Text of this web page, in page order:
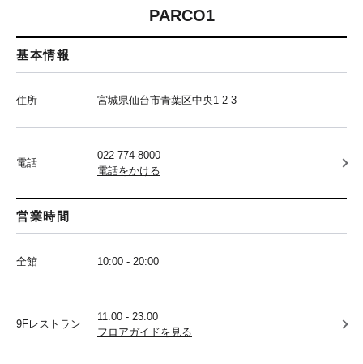
PARCO1
基本情報
住所 宮城県仙台市青葉区中央1-2-3
電話
022-774-8000
電話をかける
営業時間
全館 10:00 - 20:00
9Fレストラン
11:00 - 23:00
フロアガイドを見る